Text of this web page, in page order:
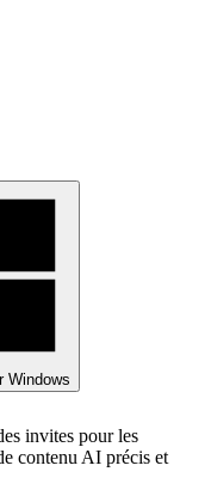
Windows
invites pour les
contenu AI précis et